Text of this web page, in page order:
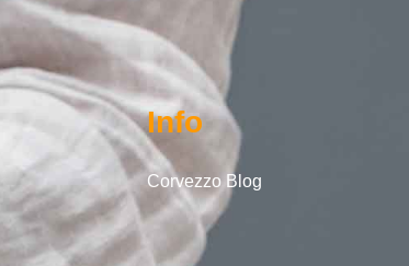
Info
Corvezzo Blog